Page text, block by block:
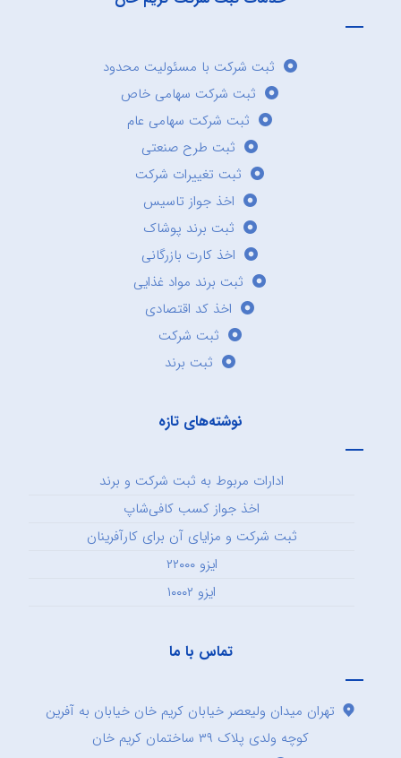
ثبت شرکت با مسئولیت محدود
ثبت شرکت سهامی خاص
ثبت شرکت سهامی عام
ثبت طرح صنعتی
ثبت تغییرات شرکت
اخذ جواز تاسیس
ثبت برند پوشاک
اخذ کارت بازرگانی
ثبت برند مواد غذایی
اخذ کد اقتصادی
ثبت شرکت
ثبت برند
نوشته‌های تازه
ادارات مربوط به ثبت شرکت و برند
اخذ جواز کسب کافی‌شاپ
ثبت شرکت و مزایای آن برای کارآفرینان
ایزو ۲۲۰۰۰
ایزو ۱۰۰۰۲
تماس با ما
تهران میدان ولیعصر خیابان کریم خان خیابان به آفرین
کوچه ولدی پلاک ۳۹ ساختمان کریم خان